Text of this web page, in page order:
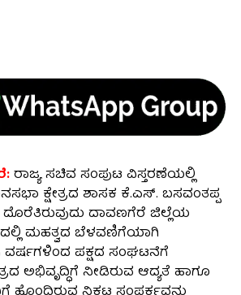
ರಾಜ್ಯ ಸಚಿವ ಸಂಪುಟ ವಿಸ್ತರಣೆಯಲ್ಲಿ
ಕ್ಷೇತ್ರದ ಶಾಸಕ ಕೆ.ಎಸ್. ಬಸವಂತಪ್ಪ
ದಾವಣಗೆರೆ ಜಿಲ್ಲೆಯ
ಮಹತ್ವದ ಬೆಳವಣಿಗೆಯಾಗಿ
ಪಕ್ಷದ ಸಂಘಟನೆಗೆ
ಅಭಿವೃದ್ಧಿಗೆ ನೀಡಿರುವ ಆದ್ಯತೆ ಹಾಗೂ